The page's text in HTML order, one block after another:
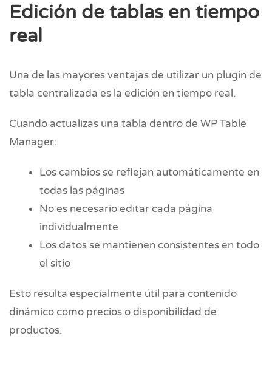
Edición de tablas en tiempo
real
Una de las mayores ventajas de utilizar un plugin de
tabla centralizada es la edición en tiempo real.
Cuando actualizas una tabla dentro de WP Table
Manager:
Los cambios se reflejan automáticamente en
todas las páginas
No es necesario editar cada página
individualmente
Los datos se mantienen consistentes en todo
el sitio
Esto resulta especialmente útil para contenido
dinámico como precios o disponibilidad de
productos.